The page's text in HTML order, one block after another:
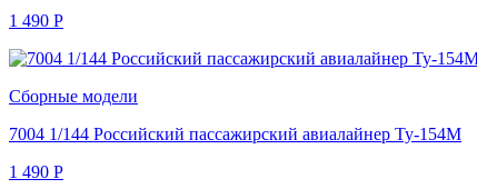
1 490 Р
Сборные модели
7004 1/144 Российский пассажирский авиалайнер Ту-154М
1 490 Р